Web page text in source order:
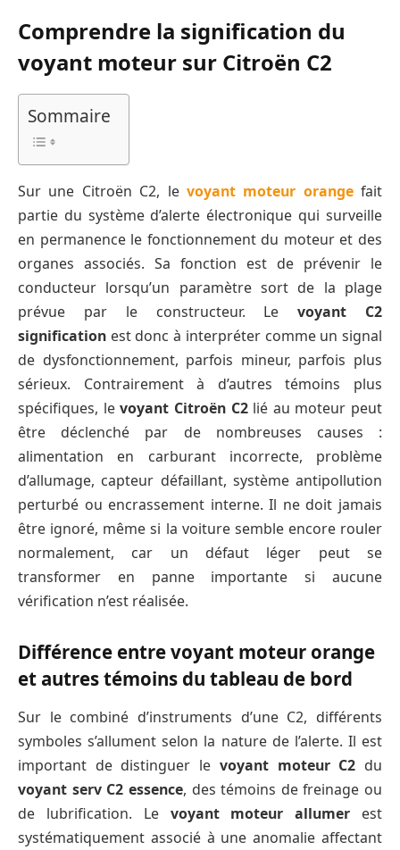
Comprendre la signification du
voyant moteur sur Citroën C2
Sommaire
Sur une Citroën C2, le voyant moteur orangefait
partie du système d’alerte électronique qui surveille
en permanence le fonctionnement du moteur et des
organes associés. Sa fonction est de prévenir le
conducteur lorsqu’un paramètre sort de la plage
prévue par le constructeur. Levoyant C2
signification est donc à interpréter comme un signal
de dysfonctionnement, parfois mineur, parfois plus
sérieux. Contrairement à d’autres témoins plus
spécifiques, levoyant Citroën C2lié au moteur peut
être déclenché par de nombreuses causes :
alimentation en carburant incorrecte, problème
d’allumage, capteur défaillant, système antipollution
perturbé ou encrassement interne. Il ne doit jamais
être ignoré, même si la voiture semble encore rouler
normalement, car un défaut léger peut se
transformer en panne importante si aucune
vérification n’est réalisée.
Différence entre voyant moteur orange
et autres témoins du tableau de bord
Sur le combiné d’instruments d’une C2, différents
symboles s’allument selon la nature de l’alerte. Il est
important de distinguer le voyant moteur C2 du
voyant serv C2 essence, des témoins de freinage ou
de lubrification. Le voyant moteur allumer est
systématiquement associé à une anomalie affectant